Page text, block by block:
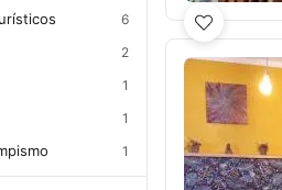
6
2
1
1
1